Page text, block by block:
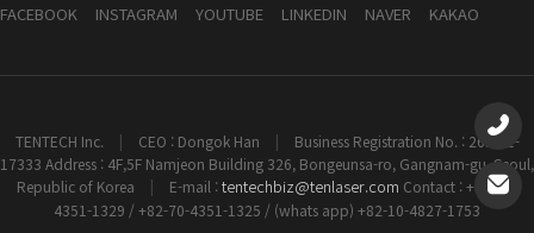
FACEBOOK INSTAGRAM YOUTUBE LINKEDIN NAVER KAKAO
TENTECH Inc. | CEO : Dongok Han |
Business Registration No. : 261-81-
17333 Address : 4F,5F Namjeon Building 326, Bongeunsa-ro, Gangnam-gu, Seoul,
Republic of Korea
| E-mail :tentechbiz@tenlaser.com Contact : +82-70-
4351-1329 / +82-70-4351-1325 / (whats app) +82-10-4827-1753